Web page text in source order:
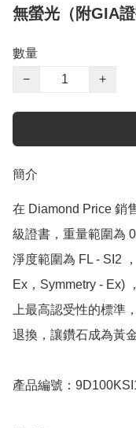
無螢光（附GIA證
數量
−
+
簡介
在 Diamond Price 銷
級證書，重量範圍為
淨度範圍為 FL - SI2
Ex，Symmetry - Ex)
上最高認受性的標準
退換，讓鑽石成為黃
產品編號：